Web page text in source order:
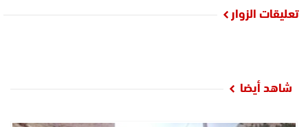
تعليقات الزوار
شاهد أيضا